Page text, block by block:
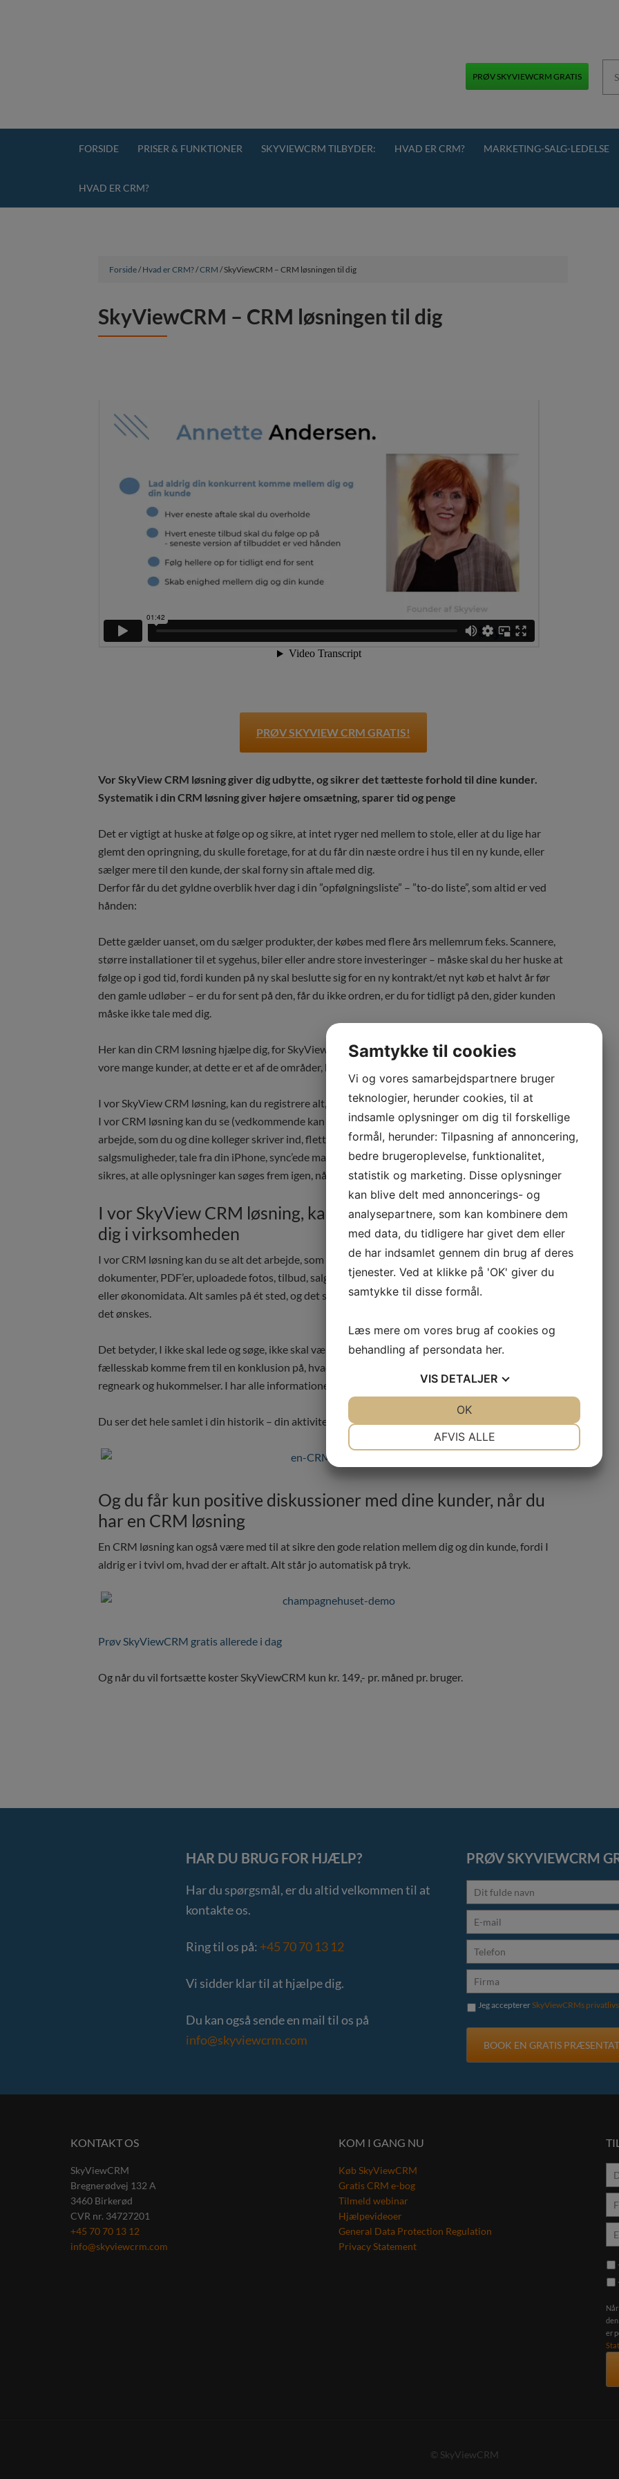
PRØV SKYVIEWCRM GRATIS
FORSIDE PRISER & FUNKTIONER SKYVIEWCRM TILBYDER: HVAD ER CRM? MARKETING-SALG-LEDELSE
HVAD ER CRM?
Forside/Hvad er CRM?/CRM / SkyViewCRM – CRM løsningen til dig
SkyViewCRM – CRM løsningen til dig
PRØV SKYVIEW CRM GRATIS!
Vor SkyView CRM løsning giver dig udbytte, og sikrer det tætteste forhold til dine kunder.
Systematik i din CRM løsning giver højere omsætning, sparer tid og penge
Det er vigtigt at huske at følge op og sikre, at intet ryger ned mellem to stole, eller at du lige har
glemt den opringning, du skulle foretage, for at du får din næste ordre i hus til en ny kunde, eller
sælger mere til den kunde, der skal forny sin aftale med dig.
Derfor får du det gyldne overblik hver dag i din ”opfølgningsliste” – ”to-do liste”, som altid er ved
hånden:
Dette gælder uanset, om du sælger produkter, der købes med flere års mellemrum f.eks. Scannere,
større installationer til et sygehus, biler eller andre store investeringer – måske skal du her huske at
følge op i god tid, fordi kunden på ny skal beslutte sig for en ny kontrakt/et nyt køb et halvt år før
den gamle udløber – er du for sent på den, får du ikke ordren, er du for tidligt på den, gider kunden
måske ikke tale med dig.
Her kan din CRM løsning hjælpe dig, for SkyViewCRM husker, når du er ved at glemme. Vi ved fra
vore mange kunder, at dette er et af de områder, hvor CRM løsningen virkelig er værdifuld.
I vor SkyView CRM løsning, kan du registrere alt, du foretager dig i virksomheden.
I vor CRM løsning kan du se (vedkommende kan jo ikke registrere, hvad de andre gør) alt det
arbejde, som du og dine kolleger skriver ind, flettede dokumenter, PDF’er, uploadede fotos, tilbud,
salgsmuligheder, tale fra din iPhone, sync’ede mails eller økonomidata. Alt samles på ét sted, og det
sikres, at alle oplysninger kan søges frem igen, når det ønskes.
I vor SkyView CRM løsning, kan du registrere alt, du foretager
dig i virksomheden
I vor CRM løsning kan du se alt det arbejde, som du og dine kolleger skriver ind, flettede
dokumenter, PDF’er, uploadede fotos, tilbud, salgsmuligheder, tale fra din iPhone, sync’ede mails
eller økonomidata. Alt samles på ét sted, og det sikres, at alle oplysninger kan søges frem igen, når
det ønskes.
Det betyder, I ikke skal lede og søge, ikke skal være afhængige af at kunne tale sammen konstant og i
fællesskab komme frem til en konklusion på, hvad der er sket baseret på jeres individuelle noter,
regneark og hukommelser. I har alle informationer og historik på ét sted ved ét klik.
Du ser det hele samlet i din historik – din aktivitetsoversigt.
Og du får kun positive diskussioner med dine kunder, når du
har en CRM løsning
En CRM løsning kan også være med til at sikre den gode relation mellem dig og din kunde, fordi I
aldrig er i tvivl om, hvad der er aftalt. Alt står jo automatisk på tryk.
Prøv SkyViewCRM gratis allerede i dag
Og når du vil fortsætte koster SkyViewCRM kun kr. 149,- pr. måned pr. bruger.
HAR DU BRUG FOR HJÆLP?
Har du spørgsmål, er du altid velkommen til at
kontakte os.
Ring til os på: +45 70 70 13 12
Vi sidder klar til at hjælpe dig.
Du kan også sende en mail til os på
info@skyviewcrm.com
PRØV SKYVIEWCRM
Jeg acceptererSkyViewCRMs
KONTAKT OS
SkyViewCRM
Bregnerødvej 132 A
3460 Birkerød
CVR nr. 34727201
+45 70 70 13 12
info@skyviewcrm.com
KOM I GANG NU
Køb SkyViewCRM
Gratis CRM e-bog
Tilmeld webinar
Hjælpevideoer
General Data Protection Regulation
Privacy Statement
er
© SkyViewCRM
Samtykke til cookies
Vi og vores samarbejdspartnere bruger
teknologier, herunder cookies, til at
indsamle oplysninger om dig til forskellige
formål, herunder: Tilpasning af annoncering,
bedre brugeroplevelse, funktionalitet,
statistik og marketing. Disse oplysninger
kan blive delt med annoncerings- og
analysepartnere, som kan kombinere dem
med data, du tidligere har givet dem eller
de har indsamlet gennem din brug af deres
tjenester. Ved at klikke på 'OK' giver du
samtykke til disse formål.
Læs mere om vores brug af cookies og
behandling af persondata her.
VIS DETALJER
AFVIS ALLE
OK